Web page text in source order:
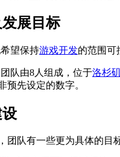
展目标
望保持游戏开发的范围可
团队由8人组成，位于洛杉
预先设定的数字。
团队有一些更为具体的目标